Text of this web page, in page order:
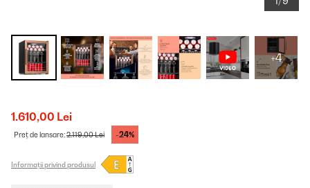
+4
1.610,00 Lei
Preț de lansare:2.119,00 Lei -24%
Informații privind produsul